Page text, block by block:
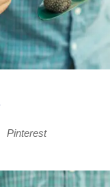
Pinterest